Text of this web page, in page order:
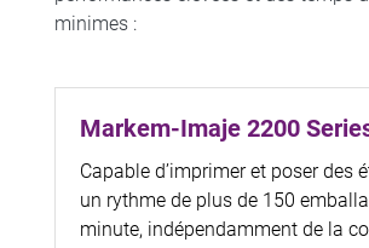
minimes :
Markem-Imaje 2200
Capable d’imprimer et poser des
un rythme de plus de 150
minute, indépendamment de la